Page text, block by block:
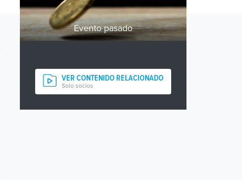
Evento pasado
VER CONTENIDO RELACIONADO
Solo socios